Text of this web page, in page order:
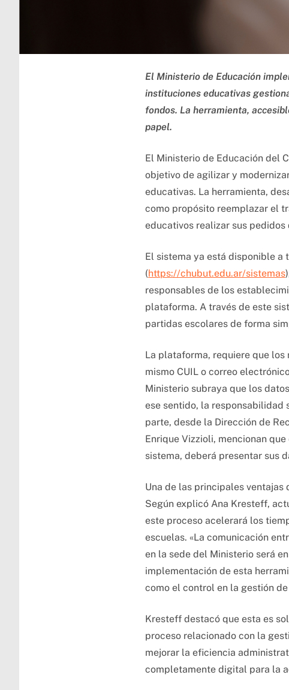
El Ministerio de Educación
instituciones educativas
fondos. La herramienta,
papel.
El Ministerio de Educación del
objetivo de agilizar y
educativas. La herramienta,
como propósito reemplazar el
educativos realizar sus
El sistema ya está disponible
(https://chubut.edu.ar/sistemas
responsables de los
plataforma. A través de este
partidas escolares de forma
La plataforma, requiere que
mismo CUIL o correo
Ministerio subraya que los
ese sentido, la responsabilidad
parte, desde la Dirección de
Enrique Vizzioli, mencionan
sistema, deberá presentar sus
Una de las principales
Según explicó Ana Kresteff,
este proceso acelerará los
escuelas. «La comunicación
en la sede del Ministerio será
implementación de esta
como el control en la gestión
Kresteff destacó que esta es
proceso relacionado con la
mejorar la eficiencia
completamente digital para la